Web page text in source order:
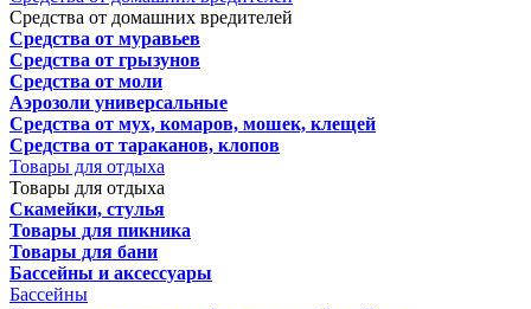
Средства от домашних вредителей
Средства от муравьев
Средства от грызунов
Средства от моли
Аэрозоли универсальные
Средства от мух, комаров, мошек, клещей
Средства от тараканов, клопов
Товары для отдыха
Товары для отдыха
Скамейки, стулья
Товары для пикника
Товары для бани
Бассейны и аксессуары
Бассейны